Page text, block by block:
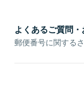
よくあるご質問
郵便番号に関する